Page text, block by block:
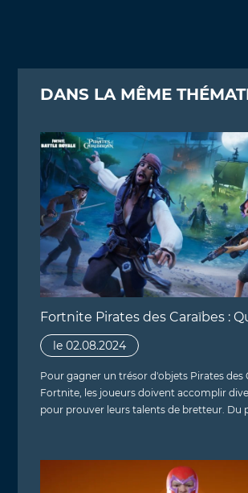
DANS LA MÊME
Fortnite Pirates des Caraïbes :
le 02.08.2024
Pour gagner un trésor d'objets Pirates des
Fortnite, les joueurs doivent accomplir
pour prouver leurs talents de bretteur. Du